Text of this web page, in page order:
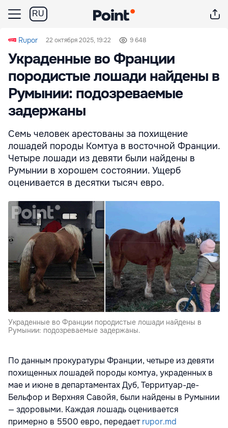
RU
Rupor 22 октября 2025, 19:22 9 648
Украденные во Франции
породистые лошади найдены в
Румынии: подозреваемые
задержаны
Семь человек арестованы за похищение
лошадей породы Комтуа в восточной Франции.
Четыре лошади из девяти были найдены в
Румынии в хорошем состоянии. Ущерб
оценивается в десятки тысяч евро.
Украденные во Франции породистые лошади найдены в
Румынии: подозреваемые задержаны.
По данным прокуратуры Франции, четыре из девяти
похищенных лошадей породы комтуа, украденных в
мае и июне в департаментах Дуб, Территуар-де-
Бельфор и Верхняя Савойя, были найдены в Румынии
— здоровыми. Каждая лошадь оценивается
примерно в 5500 евро, передаетrupor.md